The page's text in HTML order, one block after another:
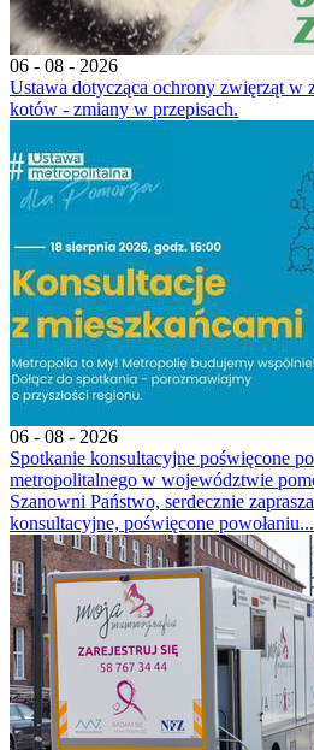
06 - 08 - 2026
Ustawa dotycząca ochrony zwięrząt w
kotów - zmiany w przepisach.
06 - 08 - 2026
Spotkanie konsultacyjne poświęcone
metropolitalnego w województwie
Szanowni Państwo, serdecznie
konsultacyjne, poświęcone powołaniu...